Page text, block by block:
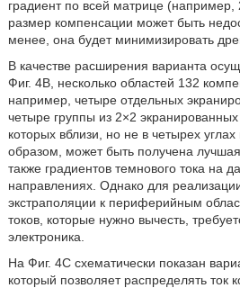
градиент по всей матрице (например,
размер компенсации может быть
менее, она будет минимизировать
В качестве расширения варианта
Фиг. 4В, несколько областей 132
например, четыре отдельных
четыре группы из 2×2
которых вблизи, но не в четырех
образом, может быть получена
также градиентов темнового тока на
направлениях. Однако для
экстраполяции к периферийным
токов, которые нужно вычесть,
электроника.
На Фиг. 4С схематически показан
который позволяет распределять ток